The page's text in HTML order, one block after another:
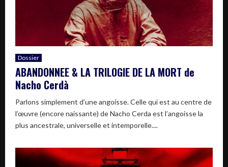
Dossier
ABANDONNEE & LA TRILOGIE DE LA MORT de
Nacho Cerdà
Parlons simplement d’une angoisse. Celle qui est au centre de
l’œuvre (encore naissante) de Nacho Cerda est l’angoisse la
plus ancestrale, universelle et intemporelle....